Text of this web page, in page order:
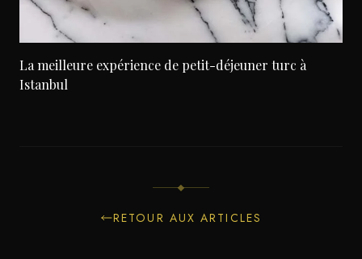
La meilleure expérience de petit-déjeuner turc à
Istanbul
RETOUR AUX ARTICLES